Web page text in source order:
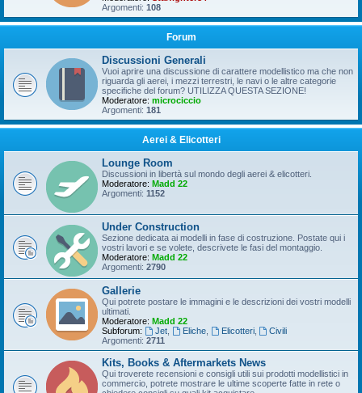
Argomenti: 108
Forum
Discussioni Generali
Vuoi aprire una discussione di carattere modellistico ma che non
riguarda gli aerei, i mezzi terrestri, le navi o le altre categorie
specifiche del forum? UTILIZZA QUESTA SEZIONE!
Moderatore: microciccio
Argomenti: 181
Aerei & Elicotteri
Lounge Room
Discussioni in libertà sul mondo degli aerei & elicotteri.
Moderatore: Madd 22
Argomenti: 1152
Under Construction
Sezione dedicata ai modelli in fase di costruzione. Postate qui i
vostri lavori e se volete, descrivete le fasi del montaggio.
Moderatore: Madd 22
Argomenti: 2790
Gallerie
Qui potrete postare le immagini e le descrizioni dei vostri modelli
ultimati.
Moderatore: Madd 22
Subforum:
Jet, Eliche, Elicotteri,
Civili
Argomenti: 2711
Kits, Books & Aftermarkets News
Qui troverete recensioni e consigli utili sui prodotti modellistici in
commercio, potrete mostrare le ultime scoperte fatte in rete o